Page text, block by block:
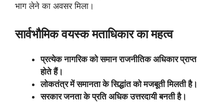
भाग लेने का अवसर मिला।
सार्वभौमिक वयस्क मताधिकार का महत्व
प्रत्येक नागरिक को समान राजनीतिक अधिकार प्राप्त
होते हैं।
लोकतंत्र में समानता के सिद्धांत को मजबूती मिलती है।
सरकार जनता के प्रति अधिक उत्तरदायी बनती है।